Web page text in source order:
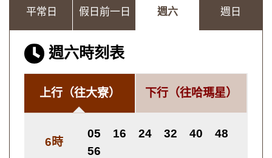
平常日 假日前一日 週六 週日
週六時刻表
上行（往大寮） 下行 （往哈瑪星）
6時
05 16 24 32 40
48
56